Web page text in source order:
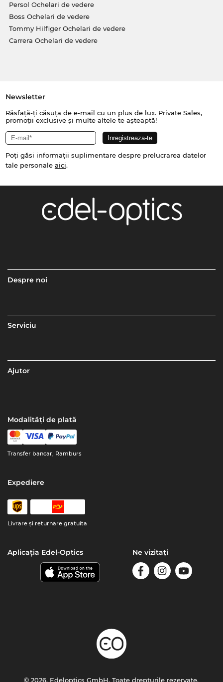
Persol Ochelari de vedere
Boss Ochelari de vedere
Tommy Hilfiger Ochelari de vedere
Carrera Ochelari de vedere
Newsletter
Răsfață-ți căsuța de e-mail cu un plus de lux. Private Sales,
promoții exclusive și multe altele te așteaptă!
Poți găsi informații suplimentare despre prelucrarea datelor
tale personale aici.
Despre noi
Serviciu
Ajutor
Modalități de plată
Transfer bancar, Ramburs
Expediere
Livrare şi returnare gratuita
Aplicația Edel-Optics Ne vizitați
© 2026, Edeloptics GmbH. Toate drepturile rezervate.